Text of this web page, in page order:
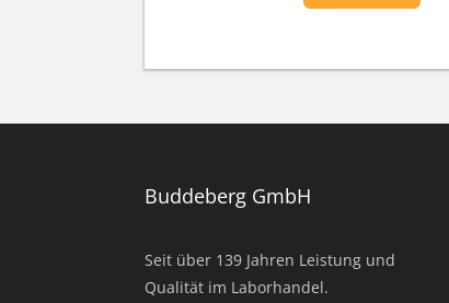
Buddeberg GmbH
Seit über 139 Jahren Leistung und
Qualität im Laborhandel.